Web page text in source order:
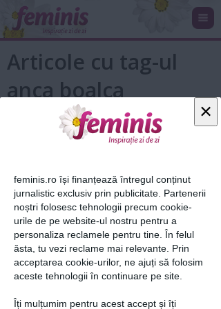
×
feminis.ro își finanțează întregul conținut
jurnalistic exclusiv prin publicitate. Partenerii
noștri folosesc tehnologii precum cookie-
urile de pe website-ul nostru pentru a
personaliza reclamele pentru tine. În felul
ăsta, tu vezi reclame mai relevante. Prin
acceptarea cookie-urilor, ne ajuți să folosim
aceste tehnologii în continuare pe site.
Îți mulțumim pentru acest accept și îți
Articole cu tag-ul
anca boalca
Calea catre sex de calitate -
depaseste disfunctiile sexuale!
24 mar 2010